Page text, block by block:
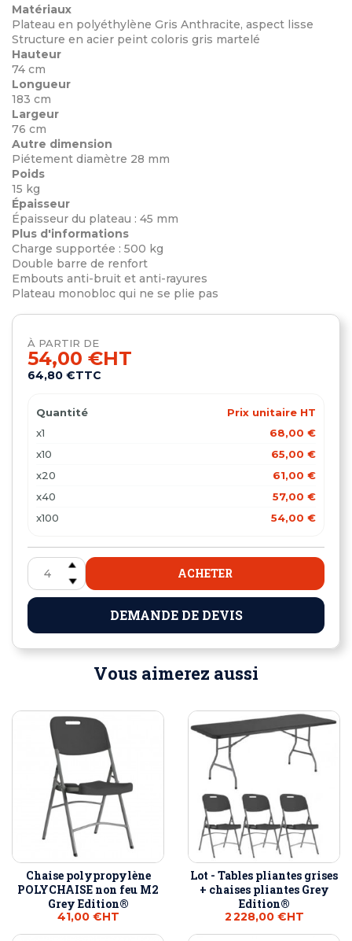
Matériaux
Plateau en polyéthylène Gris Anthracite, aspect lisse
Structure en acier peint coloris gris martelé
Hauteur
74 cm
Longueur
183 cm
Largeur
76 cm
Autre dimension
Piétement diamètre 28 mm
Poids
15 kg
Épaisseur
Épaisseur du plateau : 45 mm
Plus d'informations
Charge supportée : 500 kg
Double barre de renfort
Embouts anti-bruit et anti-rayures
Plateau monobloc qui ne se plie pas
À PARTIR DE
54,00 €HT
64,80 €TTC
Quantité
Prix unitaire HT
x1
68,00 €
x10
65,00 €
x20
61,00 €
x40
57,00 €
x100
54,00 €
ACHETER
DEMANDE DE DEVIS
Vous aimerez aussi
Chaise polypropylène
POLYCHAISE non feu M2
Grey Edition®
41,00 €HT
Lot - Tables pliantes grises
+ chaises pliantes Grey
Edition®
2 228,00 €HT